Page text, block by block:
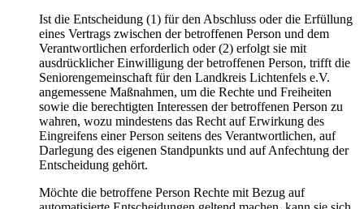
Ist die Entscheidung (1) für den Abschluss oder die Erfüllung
eines Vertrags zwischen der betroffenen Person und dem
Verantwortlichen erforderlich oder (2) erfolgt sie mit
ausdrücklicher Einwilligung der betroffenen Person, trifft die
Seniorengemeinschaft für den Landkreis Lichtenfels e.V.
angemessene Maßnahmen, um die Rechte und Freiheiten
sowie die berechtigten Interessen der betroffenen Person zu
wahren, wozu mindestens das Recht auf Erwirkung des
Eingreifens einer Person seitens des Verantwortlichen, auf
Darlegung des eigenen Standpunkts und auf Anfechtung der
Entscheidung gehört.
Möchte die betroffene Person Rechte mit Bezug auf